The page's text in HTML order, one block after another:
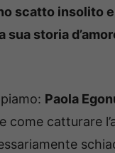
scatto insolito
sua storia
Paola
come catturare